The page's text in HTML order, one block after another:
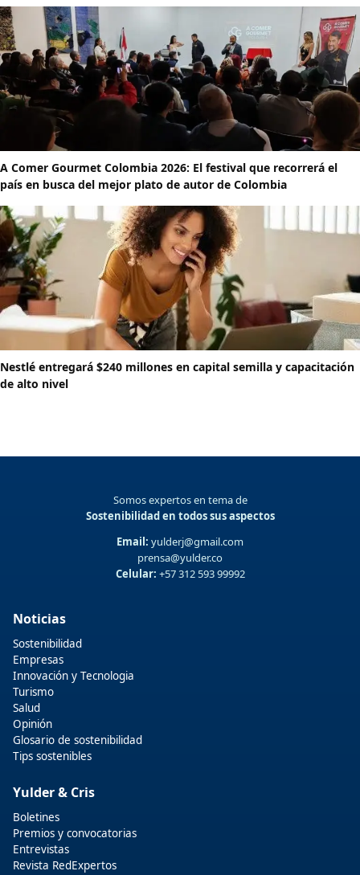
A Comer Gourmet Colombia 2026: El festival que recorrerá el
país en busca del mejor plato de autor de Colombia
Nestlé entregará $240 millones en capital semilla y capacitación
de alto nivel
Somos expertos en tema de
Sostenibilidad en todos sus aspectos
Email: yulderj@gmail.com
prensa@yulder.co
Celular: +57 312 593 99992
Noticias
Sostenibilidad
Empresas
Innovación y Tecnologia
Turismo
Salud
Opinión
Glosario de sostenibilidad
Tips sostenibles
Yulder & Cris
Boletines
Premios y convocatorias
Entrevistas
Revista RedExpertos